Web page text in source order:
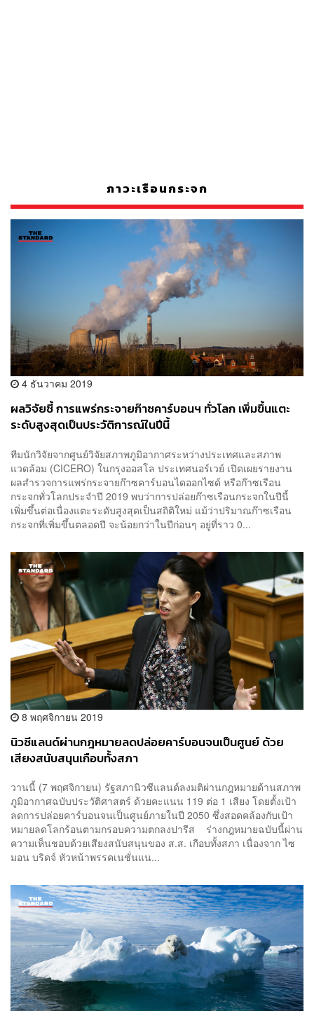
ภาวะเรือนกระจก
4 ธันวาคม 2019
ผลวิจัยชี้ การแพร่กระจายก๊าซคาร์บอนฯ ทั่วโลก เพิ่มขึ้นแตะ
ระดับสูงสุดเป็นประวัติการณ์ในปีนี้
ทีมนักวิจัยจากศูนย์วิจัยสภาพภูมิอากาศระหว่างประเทศและสภาพ
แวดล้อม (CICERO) ในกรุงออสโล ประเทศนอร์เวย์ เปิดเผยรายงาน
ผลสำรวจการแพร่กระจายก๊าซคาร์บอนไดออกไซด์ หรือก๊าซเรือน
กระจกทั่วโลกประจำปี 2019 พบว่าการปล่อยก๊าซเรือนกระจกในปีนี้
เพิ่มขึ้นต่อเนื่องแตะระดับสูงสุดเป็นสถิติใหม่ แม้ว่าปริมาณก๊าซเรือน
กระจกที่เพิ่มขึ้นตลอดปี จะน้อยกว่าในปีก่อนๆ อยู่ที่ราว 0...
8 พฤศจิกายน 2019
นิวซีแลนด์ผ่านกฎหมายลดปล่อยคาร์บอนจนเป็นศูนย์ ด้วย
เสียงสนับสนุนเกือบทั้งสภา
วานนี้ (7 พฤศจิกายน) รัฐสภานิวซีแลนด์ลงมติผ่านกฎหมายด้านสภาพ
ภูมิอากาศฉบับประวัติศาสตร์ ด้วยคะแนน 119 ต่อ 1 เสียง โดยตั้งเป้า
ลดการปล่อยคาร์บอนจนเป็นศูนย์ภายในปี 2050 ซึ่งสอดคล้องกับเป้า
หมายลดโลกร้อนตามกรอบความตกลงปารีส ร่างกฎหมายฉบับนี้ผ่าน
ความเห็นชอบด้วยเสียงสนับสนุนของ ส.ส. เกือบทั้งสภา เนื่องจาก ไซ
มอน บริดจ์ หัวหน้าพรรคเนชั่นแน...